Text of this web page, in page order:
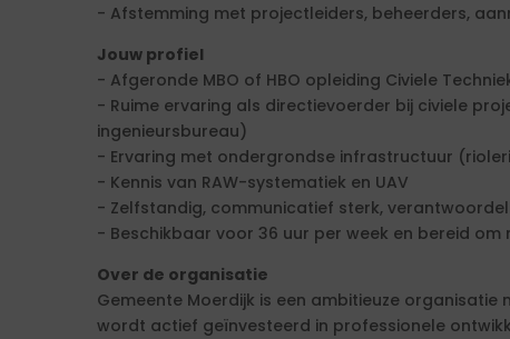
- Afstemming met projectleiders, beheerders,
Jouw profiel
- Afgeronde MBO of HBO opleiding Civiele
- Ruime ervaring als directievoerder bij civiele
ingenieursbureau)
- Ervaring met ondergrondse infrastructuur
- Kennis van RAW-systematiek en UAV
- Zelfstandig, communicatief sterk,
- Beschikbaar voor 36 uur per week en bereid om
Over de organisatie
Gemeente Moerdijk is een ambitieuze organisatie
wordt actief geïnvesteerd in professionele